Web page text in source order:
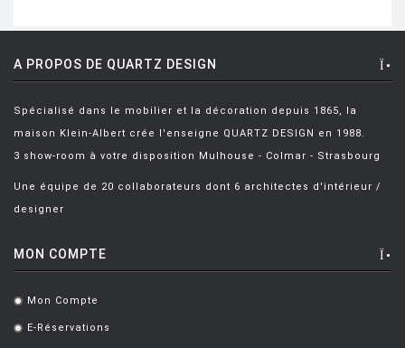
A PROPOS DE QUARTZ DESIGN
Spécialisé dans le mobilier et la décoration depuis 1865, la
maison Klein-Albert crée l'enseigne QUARTZ DESIGN en 1988.
3 show-room à votre disposition Mulhouse - Colmar - Strasbourg
Une équipe de 20 collaborateurs dont 6 architectes d'intérieur /
designer
MON COMPTE
. Mon Compte
. E-Réservations